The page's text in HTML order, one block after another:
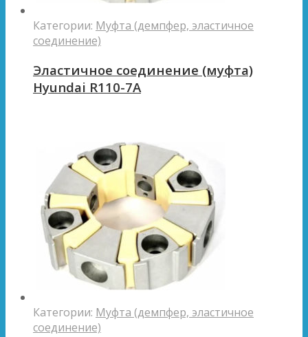
Категории: Муфта (демпфер, эластичное
соединение)
Эластичное соединение (муфта)
Hyundai R110-7A
Категории: Муфта (демпфер, эластичное
соединение)